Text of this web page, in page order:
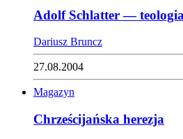
Adolf Schlatter —
Dariusz Bruncz
27.08.2004
Magazyn
Chrześcijańska herezja